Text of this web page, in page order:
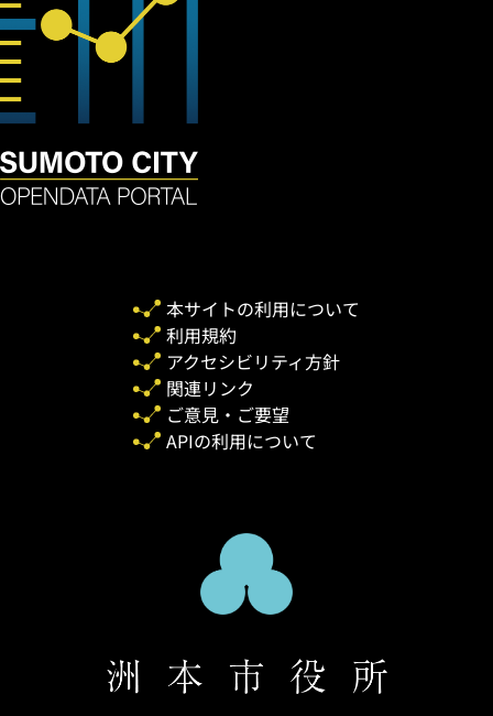
本サイトの利用について
利用規約
アクセシビリティ方針
関連リンク
ご意見・ご要望
APIの利用について